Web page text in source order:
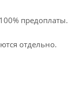
предоплаты.
отдельно.